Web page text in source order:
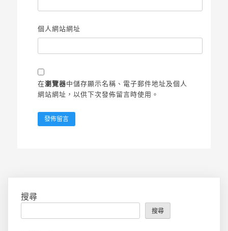
個人網站網址
在瀏覽器中儲存顯示名稱、電子郵件地址及個人
網站網址，以供下次發佈留言時使用。
搜尋
搜尋